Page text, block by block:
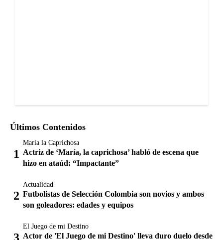
Últimos Contenidos
María la Caprichosa
Actriz de ‘María, la caprichosa’ habló de escena que
hizo en ataúd: “Impactante”
Actualidad
Futbolistas de Selección Colombia son novios y ambos
son goleadores: edades y equipos
El Juego de mi Destino
Actor de 'El Juego de mi Destino' lleva duro duelo desde